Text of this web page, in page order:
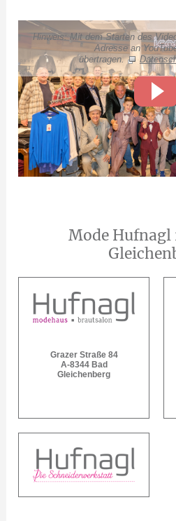
Hinweis: Mit dem Starten des
Adresse an
übertragen.
Mode Hufnagl
Grazer Straße 84
A-8344 Bad
Gleichenberg